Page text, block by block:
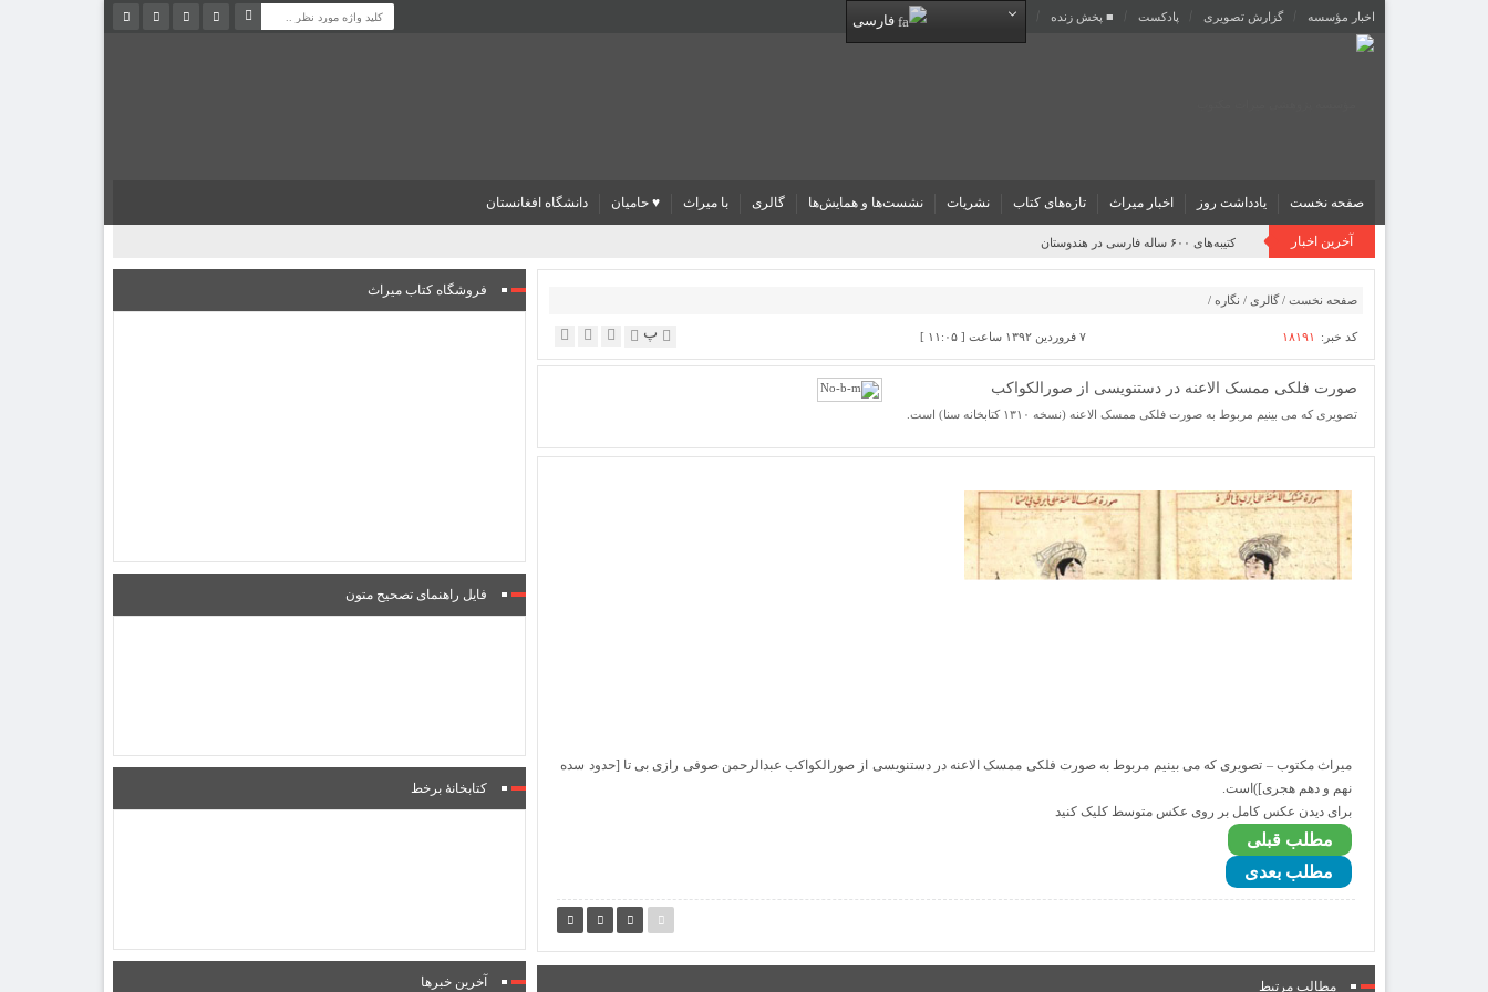
اخبار مؤسسه گزارش تصویری پادکست‌ ■ پخش زنده فارسی
صفحه نخست یادداشت روز اخبار میراث تازه‌های کتاب نشریات نشست‌ها و همایش‌ها گالری با میراث ♥ حامیان دانشگاه افغانستان
آخرین اخبار کتیبه‌های ۶۰۰ ساله فارسی در هندوستان
صفحه نخست / گالری / نگاره /
کد خبر: ۱۸۱۹۱ ۷ فروردین ۱۳۹۲ ساعت [ ۱۱:۰۵ ] پ
صورت فلکی ممسک الاعنه در دستنویسی از صورالکواکب
تصویری که می بینیم مربوط به صورت فلکی ممسک الاعنه (نسخه ۱۳۱۰ کتابخانه سنا) است.
میراث مکتوب – تصویری که می بینیم مربوط به صورت فلکی ممسک الاعنه در دستنویسی از صورالکواکب عبدالرحمن صوفی رازی بی تا [حدود سده
نهم و دهم هجری])است.
برای دیدن عکس کامل بر روی عکس متوسط کلیک کنید
مطلب قبلی
مطلب بعدی
مطالب مرتبط
فروشگاه کتاب میراث
فایل راهنمای تصحیح متون
کتابخانۀ برخط
آخرین خبرها